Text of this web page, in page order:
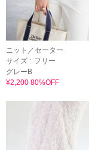
ニット／セーター
サイズ : フリー
グレーB
¥2,200 80%OFF